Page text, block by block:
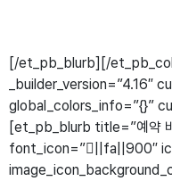
[/et_pb_blurb][/
_builder_version=”4.16″
global_colors_info=”{}”
[et_pb_blurb title=”예약
font_icon=”||fa||900″